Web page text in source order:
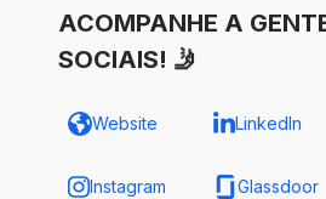
ACOMPANHE A
SOCIAIS! 🤳
Website LinkedIn
Instagram Glassdoor